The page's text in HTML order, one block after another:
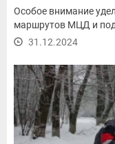
Особое внимание
маршрутов МЦД и
31.12.2024